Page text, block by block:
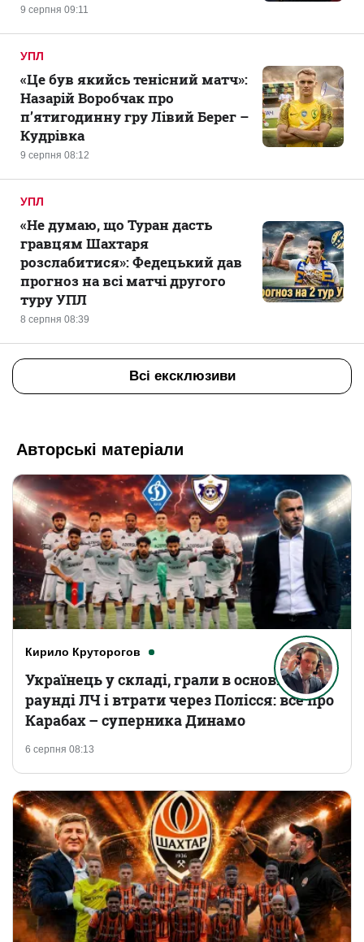
9 серпня 09:11
УПЛ
9 серпня 08:12
«Це був якийсь тенісний матч»:
Назарій Воробчак про
п’ятигодинну гру Лівий Берег –
Кудрівка
УПЛ
8 серпня 08:39
«Не думаю, що Туран дасть
гравцям Шахтаря
розслабитися»: Федецький дав
прогноз на всі матчі другого
туру УПЛ
Всі ексклюзиви
Авторські матеріали
Кирило Круторогов
6 серпня 08:13
Українець у складі, грали в основному
раунді ЛЧ і втрати через Полісся: все про
Карабах – суперника Динамо